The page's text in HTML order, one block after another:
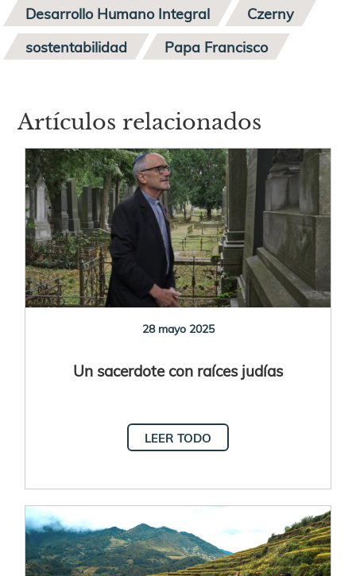
Desarrollo Humano Integral
Czerny
sostentabilidad
Papa Francisco
Artículos relacionados
28 mayo 2025
Un sacerdote con raíces judías
LEER TODO